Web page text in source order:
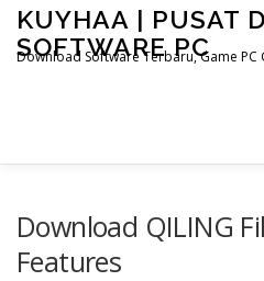
Skip
content
KUYHAA | PUSAT
SOFTWARE PC
Download Software Terbaru, Game
Download QILING
Features